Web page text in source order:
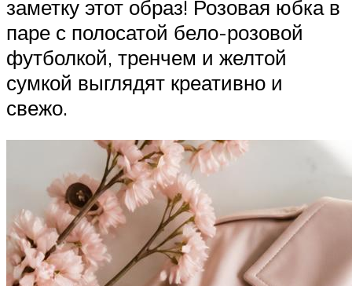
заметку этот образ! Розовая юбка в
паре с полосатой бело-розовой
футболкой, тренчем и желтой
сумкой выглядят креативно и
свежо.